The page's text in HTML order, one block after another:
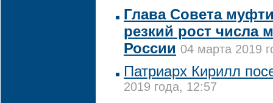
Глава Совета
резкий рост числа
России 04 марта 2019
Патриарх Кирилл
2019 года, 12:57